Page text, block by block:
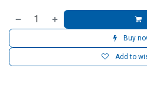
Buy
Add to